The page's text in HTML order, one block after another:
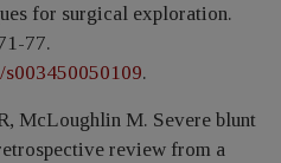
for surgical exploration.
77.
.
McLоughlin M. Sevеrе blunt
reviеw frоm a